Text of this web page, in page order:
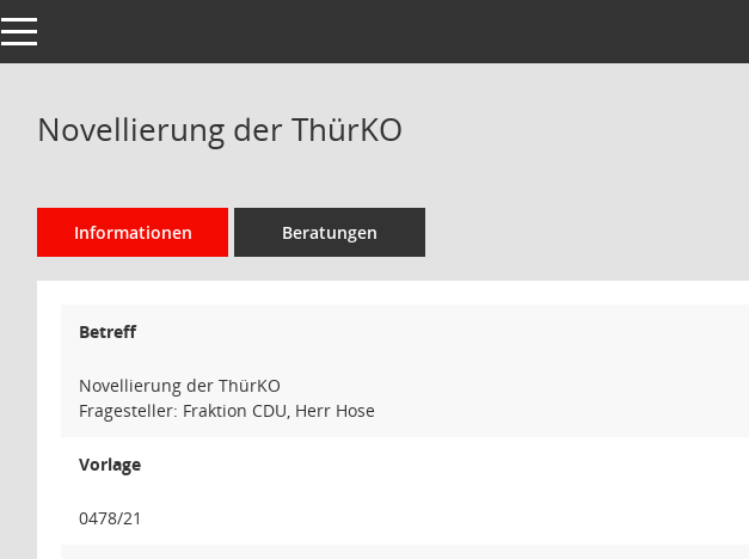
Toggle navigation
Novellierung der ThürKO
Informationen Beratungen
Betreff
Novellierung der ThürKO
Fragesteller: Fraktion CDU, Herr Hose
Vorlage
0478/21